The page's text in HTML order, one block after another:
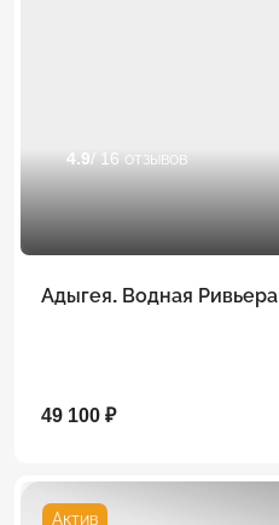
4.9 / 16 отзывов
Адыгея. Водная Ривьера
49 100 ₽
Актив